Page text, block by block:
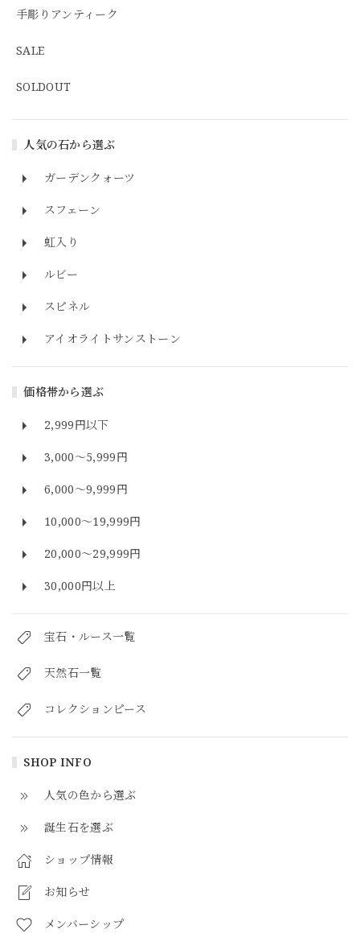
手彫りアンティーク
SALE
SOLDOUT
人気の石から選ぶ
ガーデンクォーツ
スフェーン
虹入り
ルビー
スピネル
アイオライトサンストーン
価格帯から選ぶ
2,999円以下
3,000～5,999円
6,000～9,999円
10,000～19,999円
20,000～29,999円
30,000円以上
宝石・ルース一覧
天然石一覧
コレクションピース
SHOP INFO
人気の色から選ぶ
誕生石を選ぶ
ショップ情報
お知らせ
メンバーシップ